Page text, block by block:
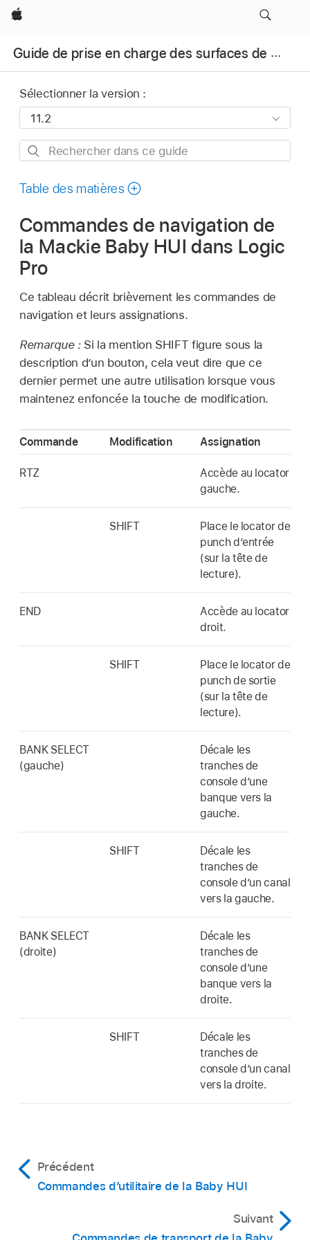
Apple
Guide de prise en charge des surfaces de contrôle pour Logic Pro
Sélectionner la version :
Rechercher
ce
Table des matières
Commandes de navigation de
la Mackie Baby HUI dans Logic
Pro
Ce tableau décrit brièvement les commandes de
navigation et leurs assignations.
Remarque : Si la mention SHIFT figure sous la
description d’un bouton, cela veut dire que ce
dernier permet une autre utilisation lorsque vous
maintenez enfoncée la touche de modification.
Commande Modification Assignation
RTZ
Accède au locator
gauche.
SHIFT
Place le locator de
punch d’entrée
(sur la tête de
lecture).
END
Accède au locator
droit.
SHIFT
Place le locator de
punch de sortie
(sur la tête de
lecture).
BANK SELECT
(gauche)
Décale les
tranches de
console d’une
banque vers la
gauche.
SHIFT
Décale les
tranches de
console d’un canal
vers la gauche.
BANK SELECT
(droite)
Décale les
tranches de
console d’une
banque vers la
droite.
SHIFT
Décale les
tranches de
console d’un canal
vers la droite.
Précédent
Commandes d’utilitaire de la Baby HUI
Suivant